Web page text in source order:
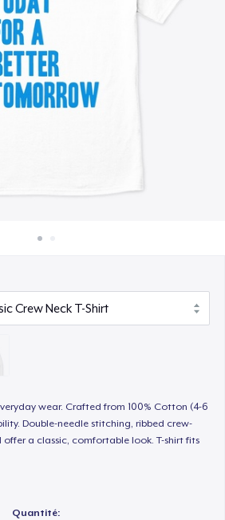
Vendez partout
n'importe quoi
wear. Crafted from 100% Cotton (4-6
Double-needle stitching, ribbed crew-
a classic, comfortable look. T-shirt fits
Quantité: